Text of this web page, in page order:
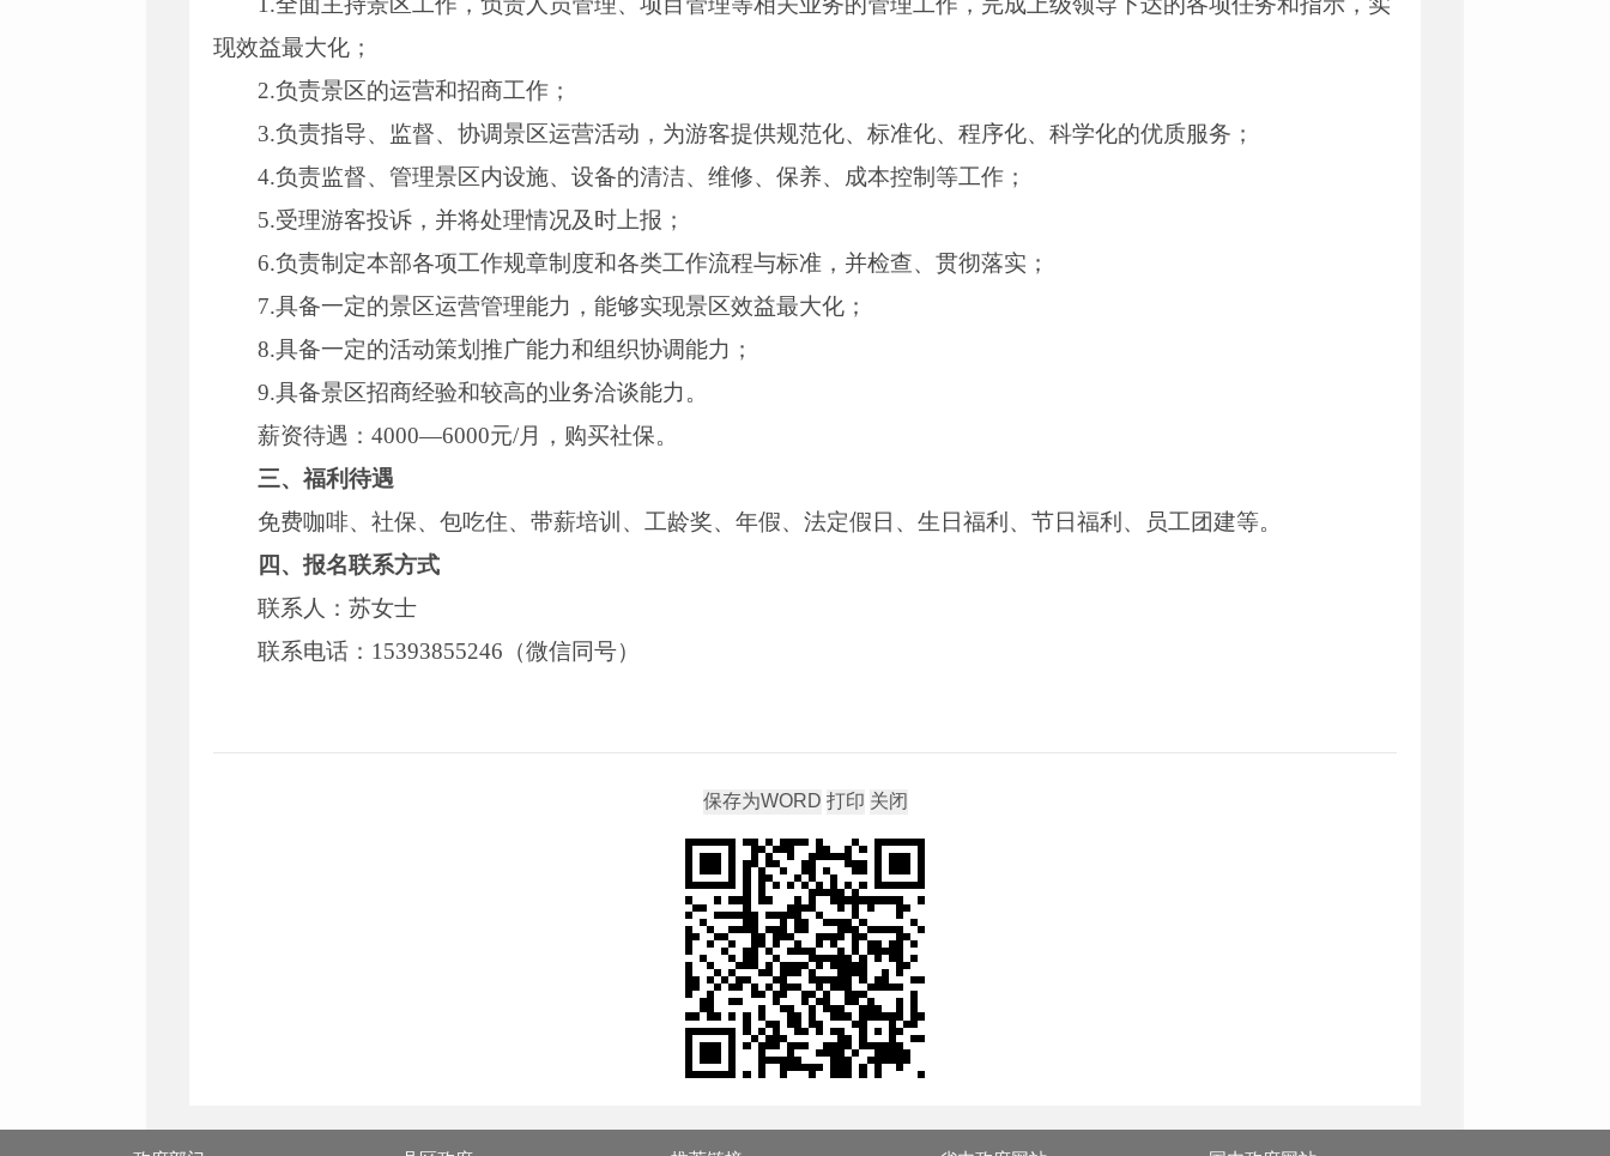
现效益最大化；
2.负责景区的运营和招商工作；
3.负责指导、监督、协调景区运营活动，为游客提供规范化、标准化、程序化、科学化的优质服务；
4.负责监督、管理景区内设施、设备的清洁、维修、保养、成本控制等工作；
5.受理游客投诉，并将处理情况及时上报；
6.负责制定本部各项工作规章制度和各类工作流程与标准，并检查、贯彻落实；
7.具备一定的景区运营管理能力，能够实现景区效益最大化；
8.具备一定的活动策划推广能力和组织协调能力；
9.具备景区招商经验和较高的业务洽谈能力。
薪资待遇：4000—6000元/月，购买社保。
三、福利待遇
免费咖啡、社保、包吃住、带薪培训、工龄奖、年假、法定假日、生日福利、节日福利、员工团建等。
四、报名联系方式
联系人：苏女士
联系电话：15393855246（微信同号）